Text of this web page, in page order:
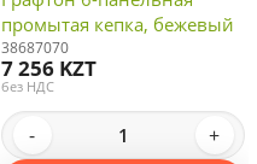
промытая кепка, бежевый
38687070
7 256 KZT
без НДС
- +